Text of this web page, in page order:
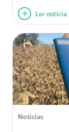
Ler notícia
Notícias